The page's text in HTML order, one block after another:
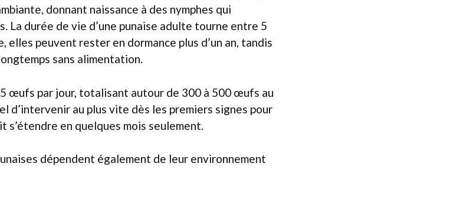
donnant naissance à des nymphes qui
La durée de vie d’une punaise adulte tourne entre 5
elles peuvent rester en dormance plus d’un an, tandis
sans alimentation.
œufs par jour, totalisant autour de 300 à 500 œufs au
d’intervenir au plus vite dès les premiers signes pour
en quelques mois seulement.
dépendent également de leur environnement